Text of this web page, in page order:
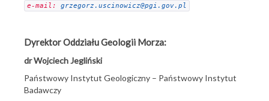
e-mail: grzegorz.uscinowicz@pgi.gov.pl
Dyrektor Oddziału Geologii Morza:
dr Wojciech Jegliński
Państwowy Instytut Geologiczny – Państwowy Instytut
Badawczy